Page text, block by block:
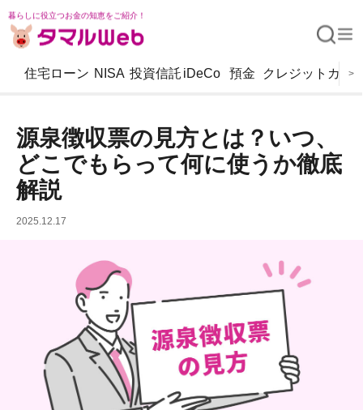
暮らしに役立つお金の知恵をご紹介！
住宅ローン NISA 投資信託 iDeCo 預金 クレジットカー
>
源泉徴収票の見方とは？いつ、
どこでもらって何に使うか徹底
解説
2025.12.17